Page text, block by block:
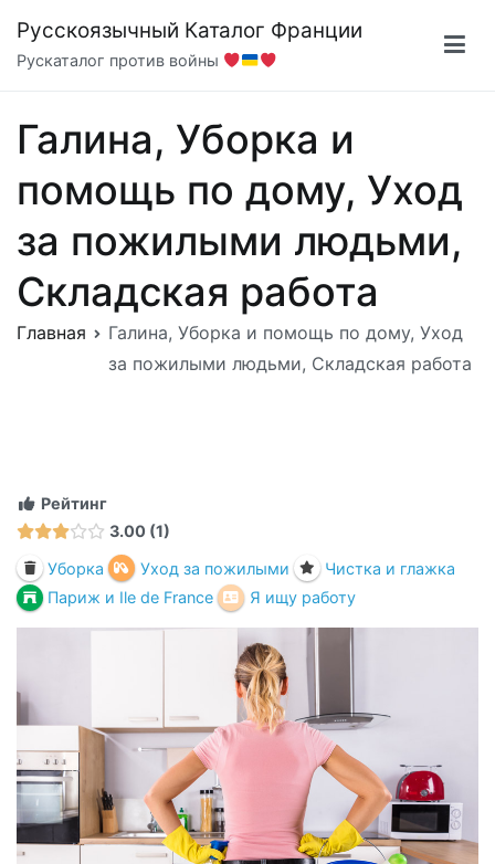
содержимому
Русскоязычный Каталог Франции
Рускаталог против войны
Галина, Уборка и
помощь по дому, Уход
за пожилыми людьми,
Складская работа
Главная
Галина, Уборка и помощь по дому, Уход
за пожилыми людьми, Складская работа
Рейтинг
3.00 1
Уборка
Уход за пожилыми
Чистка и глажка
Париж и Ile de France
Я ищу работу